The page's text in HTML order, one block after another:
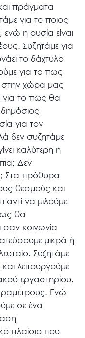
πράγματα
για το ποιος
η ουσία είναι
Συζητάμε για
το δάχτυλο
για το πως
στην χώρα μας
για το πως θα
για τον
δεν συζητάμε
καλύτερη η
Δεν
Στα πρόθυρα
θεσμούς και
αντί να μιλούμε
θα
κοινωνία
μικρά ή
Συζητάμε
λειτουργούμε
εργαστηρίου.
Ενώ
σε ένα
πλαίσιο που